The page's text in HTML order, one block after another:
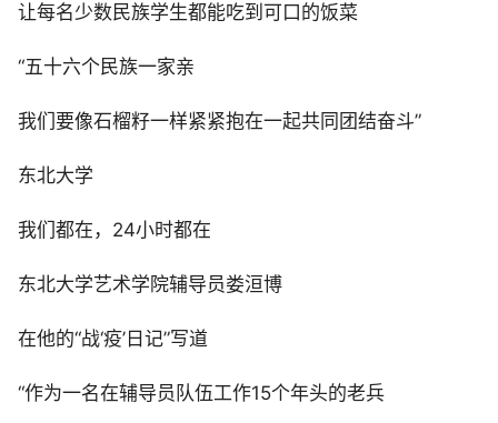
让每名少数民族学生都能吃到可口的饭菜
“五十六个民族一家亲
我们要像石榴籽一样紧紧抱在一起共同团结奋斗”
东北大学
我们都在，24小时都在
东北大学艺术学院辅导员娄洹博
在他的“战‘疫’日记”写道
“作为一名在辅导员队伍工作15个年头的老兵